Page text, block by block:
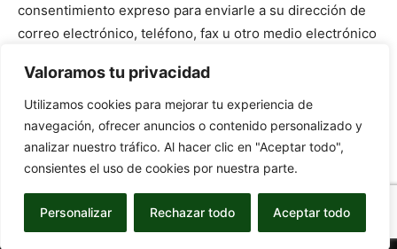
Valoramos tu privacidad
Utilizamos cookies para mejorar tu experiencia de
navegación, ofrecer anuncios o contenido personalizado y
analizar nuestro tráfico. Al hacer clic en "Aceptar todo",
consientes el uso de cookies por nuestra parte.
Personalizar Rechazar todo Aceptar todo
consentimiento expreso para enviarle a su dirección de
correo electrónico, teléfono, fax u otro medio electrónico
[/td_block_text_with_title][/vc_column][/vc_row]
[/tdc_zone]
© Newspaper WordPress Theme by TagDiv